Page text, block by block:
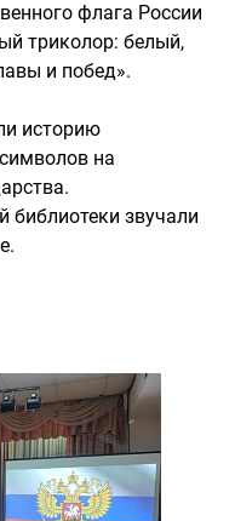
флага России
триколор: белый,
и побед».
историю
на
библиотеки звучали